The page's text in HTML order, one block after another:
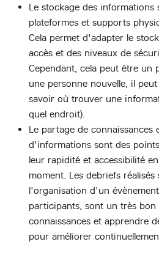
Le stockage des
plateformes et supports
Cela permet d'adapter le
accès et des niveaux de
Cependant, cela peut être un
une personne nouvelle, il
savoir où trouver une
quel endroit).
Le partage de connaissances
d'informations sont des
leur rapidité et accessibilité
moment. Les debriefs
l'organisation d'un
participants, sont un très
connaissances et apprendre
pour améliorer